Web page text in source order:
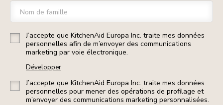
Nom de famille
J’accepte que KitchenAid Europa Inc. traite mes données
personnelles afin de m’envoyer des communications
marketing par voie électronique.
Développer
J’accepte que KitchenAid Europa Inc. traite mes données
personnelles pour mener des opérations de profilage et
m’envoyer des communications marketing personnalisées.